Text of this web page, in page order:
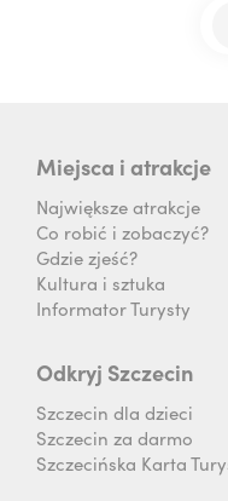
Miejsca i atrakcje
Największe atrakcje
Co robić i zobaczyć?
Gdzie zjeść?
Kultura i sztuka
Informator Turysty
Odkryj Szczecin
Szczecin dla dzieci
Szczecin za darmo
Szczecińska Karta